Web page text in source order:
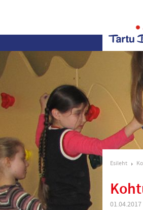
Esileht
01.04.2017